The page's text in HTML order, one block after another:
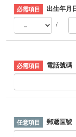
出生年月
/
電話號碼
郵遞區號